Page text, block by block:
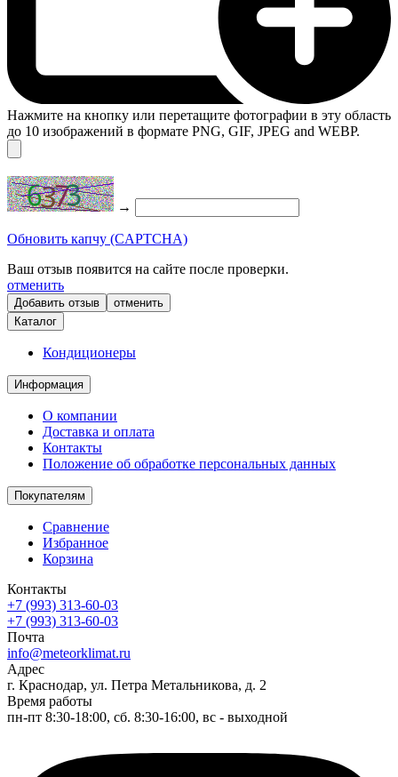
Нажмите на кнопку или перетащите фотографии в эту область
до 10 изображений в формате PNG, GIF, JPEG and WEBP.
→
Обновить капчу (CAPTCHA)
Ваш отзыв появится на сайте после проверки.
отменить
отменить
Каталог
Кондиционеры
Информация
О компании
Доставка и оплата
Контакты
Положение об обработке персональных данных
Покупателям
Сравнение
Избранное
Корзина
Контакты
+7 (993) 313-60-03
+7 (993) 313-60-03
Почта
info@meteorklimat.ru
Адрес
г. Краснодар, ул. Петра Метальникова, д. 2
Время работы
пн-пт 8:30-18:00, сб. 8:30-16:00, вс - выходной